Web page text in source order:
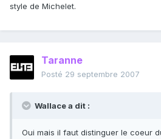
style de Michelet.
Taranne
Posté 29 septembre 2007
Wallace a dit :
Oui mais il faut distinguer le coeur